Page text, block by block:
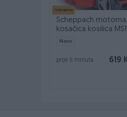
Izdvojeno
Scheppach motorna
kosačica kosilica
51 4.1 KS
Novo
619
prije 6 minuta